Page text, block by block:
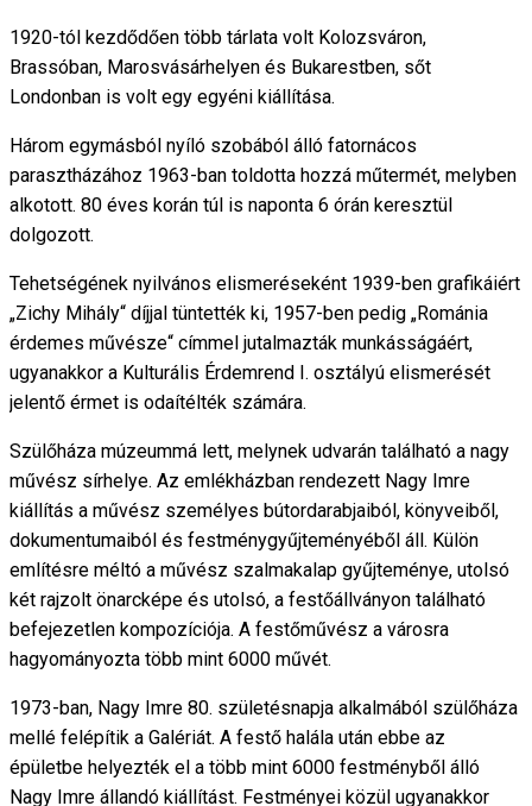
1920-tól kezdődően több tárlata volt Kolozsváron,
Brassóban, Marosvásárhelyen és Bukarestben, sőt
Londonban is volt egy egyéni kiállítása.
Három egymásból nyíló szobából álló fatornácos
parasztházához 1963-ban toldotta hozzá műtermét, melyben
alkotott. 80 éves korán túl is naponta 6 órán keresztül
dolgozott.
Tehetségének nyilvános elismeréseként 1939-ben grafikáiért
„Zichy Mihály“ díjjal tüntették ki, 1957-ben pedig „Románia
érdemes művésze“ címmel jutalmazták munkásságáért,
ugyanakkor a Kulturális Érdemrend I. osztályú elismerését
jelentő érmet is odaítélték számára.
Szülőháza múzeummá lett, melynek udvarán található a nagy
művész sírhelye. Az emlékházban rendezett Nagy Imre
kiállítás a művész személyes bútordarabjaiból, könyveiből,
dokumentumaiból és festménygyűjteményéből áll. Külön
említésre méltó a művész szalmakalap gyűjteménye, utolsó
két rajzolt önarcképe és utolsó, a festőállványon található
befejezetlen kompozíciója. A festőművész a városra
hagyományozta több mint 6000 művét.
1973-ban, Nagy Imre 80. születésnapja alkalmából szülőháza
mellé felépítik a Galériát. A festő halála után ebbe az
épületbe helyezték el a több mint 6000 festményből álló
Nagy Imre állandó kiállítást. Festményei közül ugyanakkor